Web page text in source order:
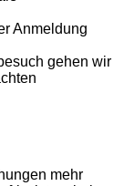
Anmeldung
gehen wir
mehr